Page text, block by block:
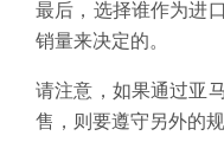
最后，选择谁作为进
销量来决定的。
请注意，如果通过亚
售，则要遵守另外的规